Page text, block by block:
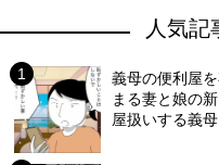
人気記
義母の便利屋
まる妻と娘の
屋扱いする義母